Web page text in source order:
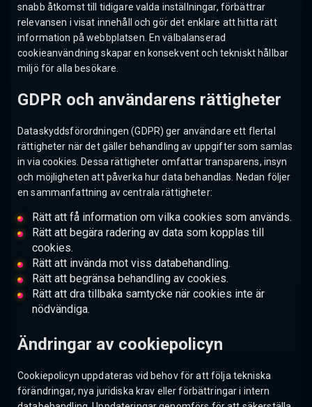
snabb åtkomst till tidigare valda inställningar, förbättrar
relevansen i visat innehåll och gör det enklare att hitta rätt
information på webbplatsen. En välbalanserad
cookieanvändning skapar en konsekvent och tekniskt hållbar
miljö för alla besökare.
GDPR och användarens rättigheter
Dataskyddsförordningen (GDPR) ger användare ett flertal
rättigheter när det gäller behandling av uppgifter som samlas
in via cookies. Dessa rättigheter omfattar transparens, insyn
och möjligheten att påverka hur data behandlas. Nedan följer
en sammanfattning av centrala rättigheter:
Rätt att få information om vilka cookies som används.
Rätt att begära radering av data som kopplas till
cookies.
Rätt att invända mot viss databehandling.
Rätt att begränsa behandling av cookies.
Rätt att dra tillbaka samtycke när cookies inte är
nödvändiga.
Ändringar av cookiepolicyn
Cookiepolicyn uppdateras vid behov för att följa tekniska
förändringar, nya juridiska krav eller förbättringar i intern